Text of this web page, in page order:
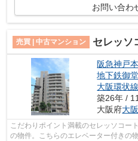
お問い合わ
売買 | 中古マンション セレッソ
阪急神戸
地下鉄御
大阪環状線
築26年 /
大阪府大
こだわりポイント満載のセレッソコー
の物件。こちらのエレベーター付きの